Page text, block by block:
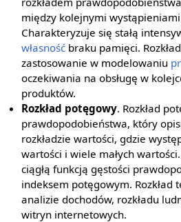
między kolejnymi
Charakteryzuje się stałą
własność braku pamięci.
zastosowanie w modelowaniu
oczekiwania na obsługę w
produktów.
Rozkład potęgowy. Rozkład
prawdopodobieństwa, który
rozkładzie wartości, gdzie
wartości i wiele małych
ciągłą funkcją gęstości
indeksem potęgowym. Rozkład
analizie dochodów, rozkładu
witryn internetowych.